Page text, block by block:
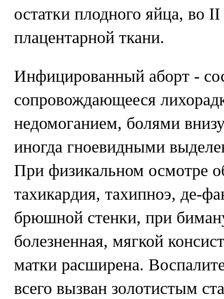
остатки плодного яйца, во
плацентарной ткани.
Инфицированный аборт -
сопровождающееся
недомоганием, болями
иногда гноевидными
При физикальном осмотре
тахикардия, тахипноэ, де-
брюшной стенки, при
болезненная, мягкой
матки расширена.
всего вызван золотистым